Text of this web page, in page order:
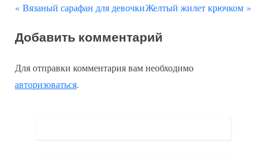
Навигация
по
записям
П
е
ы
д
Вязаный сарафан для девочкиС
е
у
Желтый жилет крючком
Добавить комментарий
Для отправки комментария вам необходимо
авторизоваться.